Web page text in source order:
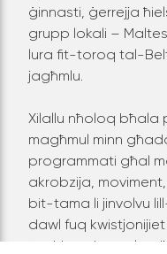
ġinnasti, ġerrejja
grupp lokali –
lura fit-toroq tal-
jagħmlu.
Xilallu nħoloq bħala
magħmul minn
programmati għal
akrobzija,
bit-tama li jinvolvu
dawl fuq